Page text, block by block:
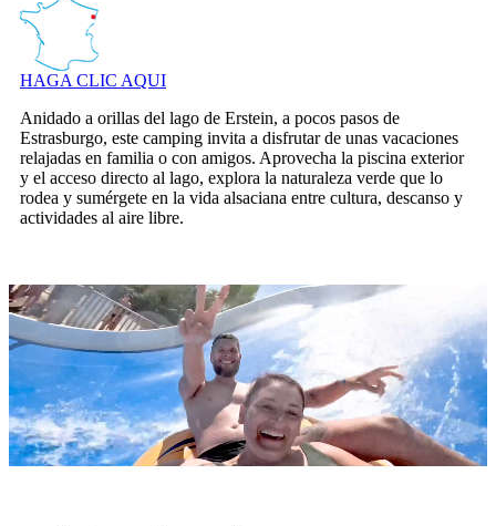
HAGA CLIC AQUI
Anidado a orillas del lago de Erstein, a pocos pasos de
Estrasburgo, este camping invita a disfrutar de unas vacaciones
relajadas en familia o con amigos. Aprovecha la piscina exterior
y el acceso directo al lago, explora la naturaleza verde que lo
rodea y sumérgete en la vida alsaciana entre cultura, descanso y
actividades al aire libre.